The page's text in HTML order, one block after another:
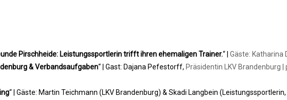
Pirschheide: Leistungssportlerin trifft ihren ehemaligen Trainer.“ |Gäste: Katharina
& Verbandsaufgaben“ | Gast: Dajana Pefestorff, Präsidentin LKV Brandenburg
“ | Gäste: Martin Teichmann (LKV Brandenburg) & Skadi Langbein